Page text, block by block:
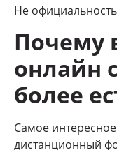
Не
Почему
онлайн
более
Самое
дистанционный